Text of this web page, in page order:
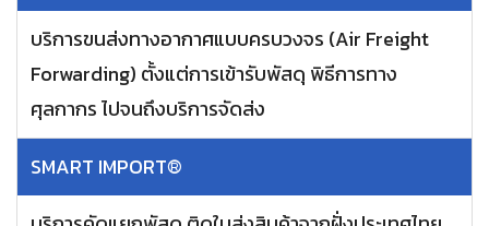
บริการขนส่งทางอากาศแบบครบวงจร (Air Freight
Forwarding) ตั้งแต่การเข้ารับพัสดุ พิธีการทาง
ศุลกากร ไปจนถึงบริการจัดส่ง
SMART IMPORT®︎